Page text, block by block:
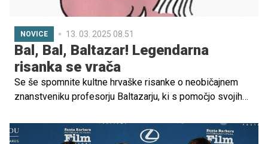
NOVICE 13. 03. 2025 08.51
Bal, Bal, Baltazar! Legendarna
risanka se vrača
Se še spomnite kultne hrvaške risanke o neobičajnem
znanstveniku profesorju Baltazarju, ki s pomočjo svojih
someščanov v mestu Baltazargradu?